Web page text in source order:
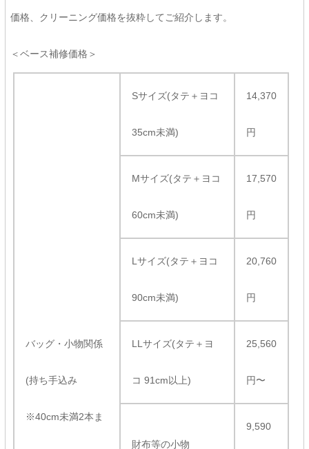
価格、クリーニング価格を抜粋してご紹介します。
＜ベース補修価格＞
バッグ・小物関係
(持ち手込み
※40cm未満2本ま
Sサイズ(タテ＋ヨコ
35cm未満)
14,370
円
Mサイズ(タテ＋ヨコ
60cm未満)
17,570
円
Lサイズ(タテ＋ヨコ
90cm未満)
20,760
円
LLサイズ(タテ＋ヨ
コ 91cm以上)
25,560
円〜
財布等の小物
9,590